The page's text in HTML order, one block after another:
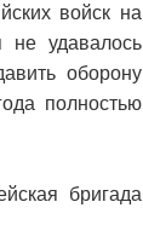
войск на
не удавалось
оборону
полностью
бригада